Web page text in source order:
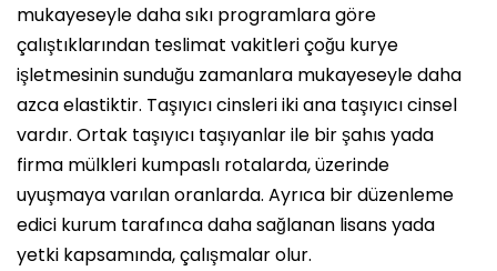
mukayeseyle daha sıkı programlara göre
çalıştıklarından teslimat vakitleri çoğu kurye
işletmesinin sunduğu zamanlara mukayeseyle daha
azca elastiktir. Taşıyıcı cinsleri iki ana taşıyıcı cinsel
vardır. Ortak taşıyıcı taşıyanlar ile bir şahıs yada
firma mülkleri kumpaslı rotalarda, üzerinde
uyuşmaya varılan oranlarda. Ayrıca bir düzenleme
edici kurum tarafınca daha sağlanan lisans yada
yetki kapsamında, çalışmalar olur.